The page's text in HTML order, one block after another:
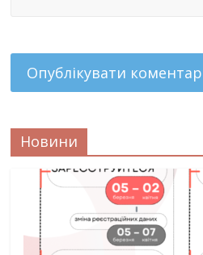
Новини